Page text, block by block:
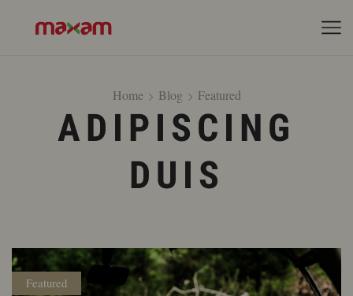
Home Blog Featured
ADIPISCING
DUIS
Featured